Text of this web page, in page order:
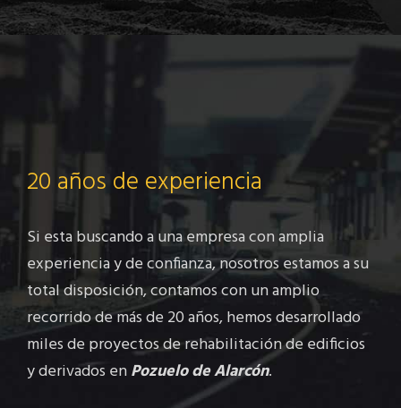
20 años de experiencia
Si esta buscando a una empresa con amplia
experiencia y de confianza, nosotros estamos a su
total disposición, contamos con un amplio
recorrido de más de 20 años, hemos desarrollado
miles de proyectos de rehabilitación de edificios
y derivados enPozuelo de Alarcón.